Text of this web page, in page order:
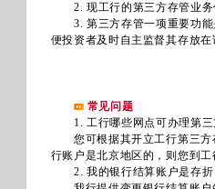
2. 现工行的第三方存管业务
3. 第三方存管一项重要功能
便投资者及时自主监督其存放
常见问题
1. 工行哪些网点可办理第三
您可根据其开立工行第三方
行账户是北京地区的，则您到
2. 我的银行结算账户是存折